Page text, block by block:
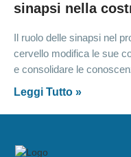
sinapsi nella
Il ruolo delle sinapsi nel
cervello modifica le sue
e consolidare le
Leggi Tutto »